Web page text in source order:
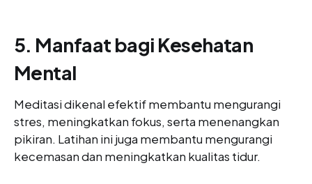
5. Manfaat bagi Kesehatan
Mental
Meditasi dikenal efektif membantu mengurangi
stres, meningkatkan fokus, serta menenangkan
pikiran. Latihan ini juga membantu mengurangi
kecemasan dan meningkatkan kualitas tidur.